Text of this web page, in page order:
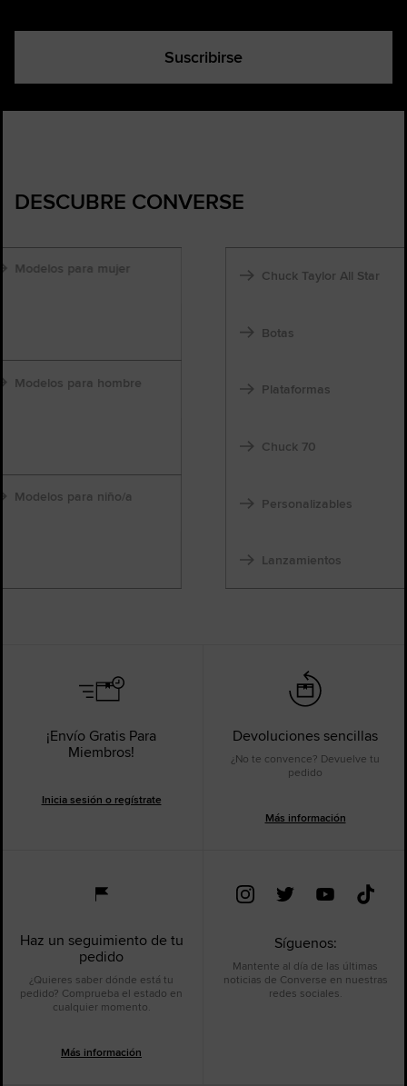
Suscribirse
DESCUBRE CONVERSE
Modelos para mujer Chuck Taylor All Star
Botas
Modelos para hombre Plataformas
Chuck 70
Modelos para niño/a Personalizables
Lanzamientos
¡Envío Gratis Para
Miembros!
Inicia sesión o regístrate
Devoluciones sencillas
¿No te convence? Devuelve tu
pedido
Más información
Haz un seguimiento de tu
pedido
¿Quieres saber dónde está tu
pedido? Comprueba el estado en
cualquier momento.
Más información
Síguenos:
Mantente al día de las últimas
noticias de Converse en nuestras
redes sociales.